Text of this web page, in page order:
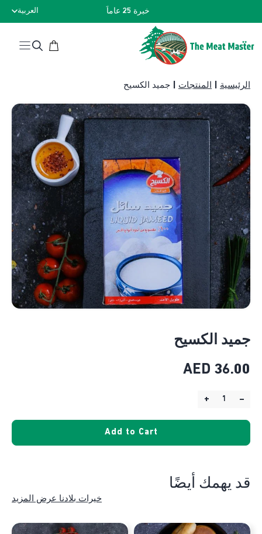
خبرة 25 عاماً العربية
الرئيسية المنتجات جميد الكسيح
جميد الكسيح
36.00
AED
–
+
Add to Cart
قد يهمك أيضًا
خيرات بلادنا عرض المزيد